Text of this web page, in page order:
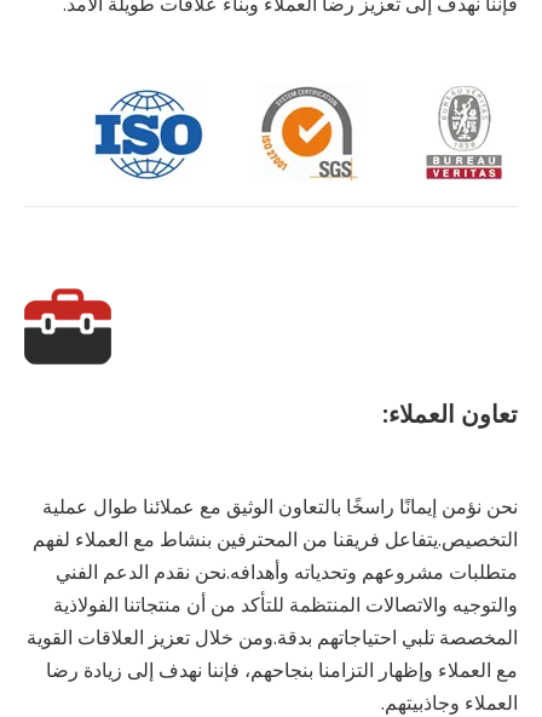
تعاون العملاء:
نحن نؤمن إيمانًا راسخًا بالتعاون الوثيق مع عملائنا طوال عملية
التخصيص.يتفاعل فريقنا من المحترفين بنشاط مع العملاء لفهم
متطلبات مشروعهم وتحدياته وأهدافه.نحن نقدم الدعم الفني
والتوجيه والاتصالات المنتظمة للتأكد من أن منتجاتنا الفولاذية
المخصصة تلبي احتياجاتهم بدقة.ومن خلال تعزيز العلاقات القوية
مع العملاء وإظهار التزامنا بنجاحهم، فإننا نهدف إلى زيادة رضا
العملاء وجاذبيتهم.